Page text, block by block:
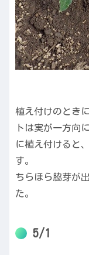
植え付けのとき
トは実が一方向
に植え付けると
す。
ちらほら脇芽が
た。
5/1